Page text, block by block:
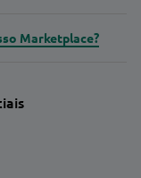
Marketplace?